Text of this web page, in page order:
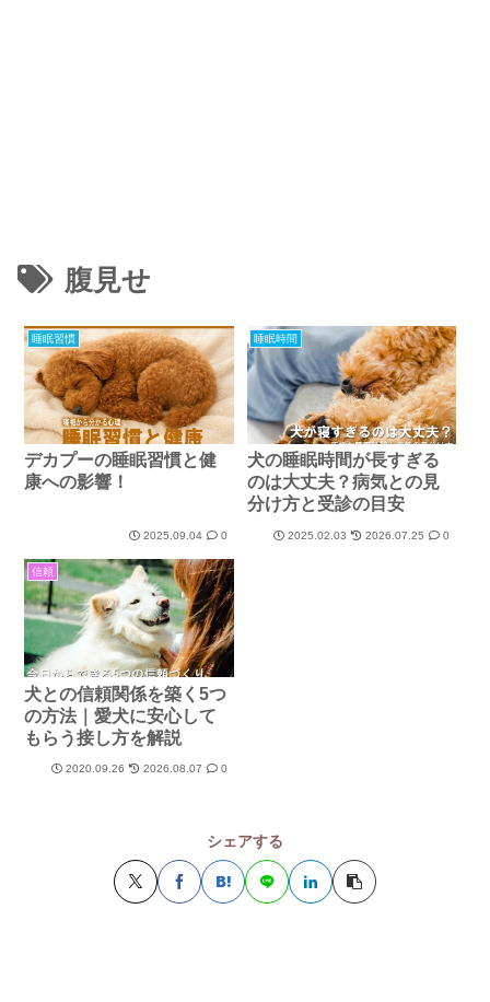
腹見せ
睡眠習慣
デカプーの睡眠習慣と健
康への影響！
2025.09.04 0
睡眠時間
犬の睡眠時間が長すぎる
のは大丈夫？病気との見
分け方と受診の目安
2025.02.03 2026.07.25 0
信頼
犬との信頼関係を築く5つ
の方法｜愛犬に安心して
もらう接し方を解説
2020.09.26 2026.08.07 0
シェアする